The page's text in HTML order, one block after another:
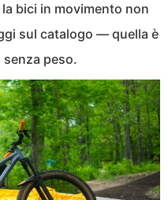
bici in movimento non
sul catalogo — quella è
peso.